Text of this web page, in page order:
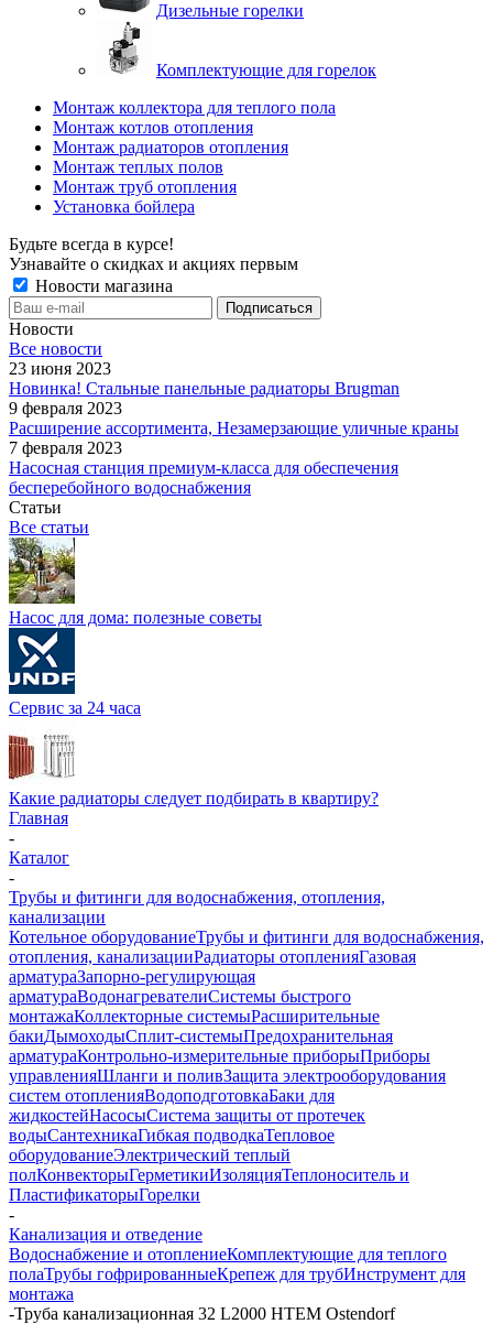
Дизельные горелки
Комплектующие для горелок
Монтаж коллектора для теплого пола
Монтаж котлов отопления
Монтаж радиаторов отопления
Монтаж теплых полов
Монтаж труб отопления
Установка бойлера
Будьте всегда в курсе!
Узнавайте о скидках и акциях первым
Новости магазина
Новости
Все новости
23 июня 2023
Новинка! Стальные панельные радиаторы Brugman
9 февраля 2023
Расширение ассортимента, Незамерзающие уличные краны
7 февраля 2023
Насосная станция премиум-класса для обеспечения
бесперебойного водоснабжения
Статьи
Все статьи
Насос для дома: полезные советы
Сервис за 24 часа
Какие радиаторы следует подбирать в квартиру?
Главная
-
Каталог
-
Трубы и фитинги для водоснабжения, отопления,
канализации
Котельное оборудованиеТрубы и фитинги для водоснабжения,
отопления, канализацииРадиаторы отопленияГазовая
арматураЗапорно-регулирующая
арматураВодонагревателиСистемы быстрого
монтажаКоллекторные системыРасширительные
бакиДымоходыСплит-системыПредохранительная
арматураКонтрольно-измерительные приборыПриборы
управленияШланги и поливЗащита электрооборудования
систем отопленияВодоподготовкаБаки для
жидкостейНасосыСистема защиты от протечек
водыСантехникаГибкая подводкаТепловое
оборудованиеЭлектрический теплый
полКонвекторыГерметикиИзоляцияТеплоноситель и
ПластификаторыГорелки
-
Канализация и отведение
Водоснабжение и отоплениеКомплектующие для теплого
полаТрубы гофрированныеКрепеж для трубИнструмент для
монтажа
-Труба канализационная 32 L2000 HTEM Ostendorf